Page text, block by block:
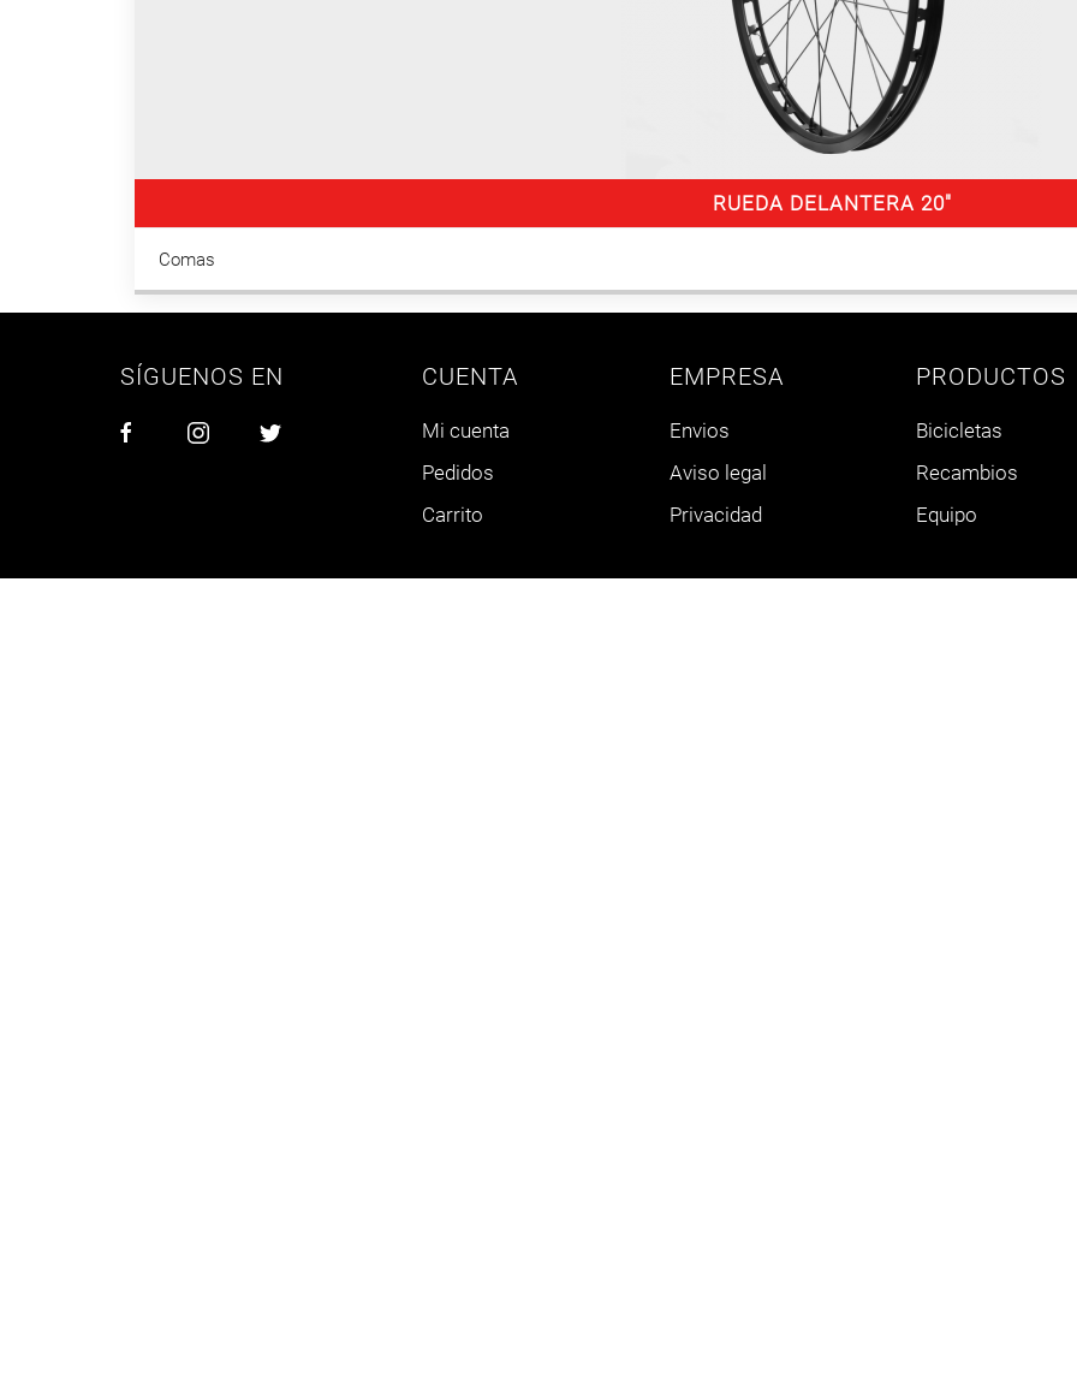
RUEDA DELANTERA 20″
Comas
SÍGUENOS EN CUENTA
Mi cuenta
Pedidos
Carrito
EMPRESA
Envios
Aviso legal
Privacidad
PRODUCTOS
Bicicletas
Recambios
Equipo